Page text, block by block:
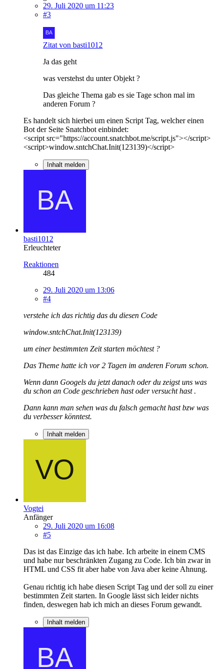
29. Juli 2020 um 11:23
#3
Zitat von basti1012
Ja das geht
was verstehst du unter Objekt ?
Das gleiche Thema gab es sie Tage schon mal im
anderen Forum ?
Es handelt sich hierbei um einen Script Tag, welcher einen
Bot der Seite Snatchbot einbindet:
<script src="https://account.snatchbot.me/script.js"></script>
<script>window.sntchChat.Init(123139)</script>
Inhalt melden
basti1012
Erleuchteter
Reaktionen
484
29. Juli 2020 um 13:06
#4
verstehe ich das richtig das du diesen Code
window.sntchChat.Init(123139)
um einer bestimmten Zeit starten möchtest ?
Das Theme hatte ich vor 2 Tagen im anderen Forum schon.
Wenn dann Googels du jetzt danach oder du zeigst uns was
du schon an Code geschrieben hast oder versucht hast .
Dann kann man sehen was du falsch gemacht hast bzw was
du verbesser könntest.
Inhalt melden
Vogtei
Anfänger
29. Juli 2020 um 16:08
#5
Das ist das Einzige das ich habe. Ich arbeite in einem CMS
und habe nur beschränkten Zugang zu Code. Ich bin zwar in
HTML und CSS fit aber habe von Java aber keine Ahnung.
Genau richtig ich habe diesen Script Tag und der soll zu einer
bestimmten Zeit starten. In Google lässt sich leider nichts
finden, deswegen hab ich mich an dieses Forum gewandt.
Inhalt melden